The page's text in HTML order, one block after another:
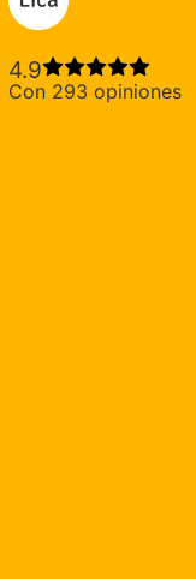
4.9
Con 293 opiniones